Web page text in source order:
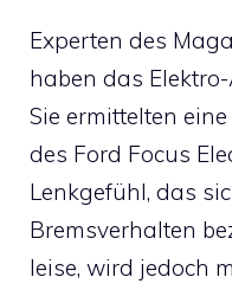
Experten des
haben das
Sie ermittelten
des Ford Focus
Lenkgefühl, das
Bremsverhalten
leise, wird jedoch